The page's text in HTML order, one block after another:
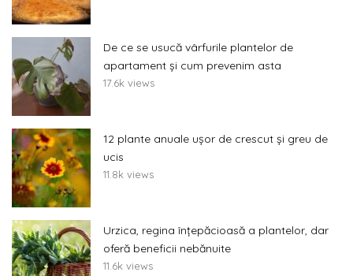
De ce se usucă vârfurile plantelor de
apartament și cum prevenim asta
17.6k views
12 plante anuale ușor de crescut și greu de
ucis
11.8k views
Urzica, regina înțepăcioasă a plantelor, dar
oferă beneficii nebănuite
11.6k views